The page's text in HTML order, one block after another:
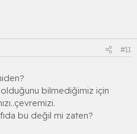
#11
bilmediğimiz için
bu değil mi zaten?